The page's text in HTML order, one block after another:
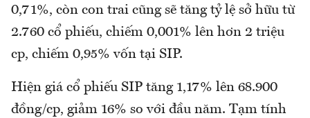
0,71%, còn con trai cũng sẽ tăng tỷ lệ sở hữu từ
2.760 cổ phiếu, chiếm 0,001% lên hơn 2 triệu
cp, chiếm 0,95% vốn tại SIP.
Hiện giá cổ phiếu SIP tăng 1,17% lên 68.900
đồng/cp, giảm 16% so với đầu năm. Tạm tính